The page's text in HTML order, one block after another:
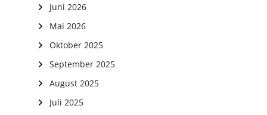
Juni 2026
Mai 2026
Oktober 2025
September 2025
August 2025
Juli 2025